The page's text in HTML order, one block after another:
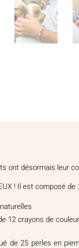
ont désormais leur
! Il est composé de :
12 crayons de
de 25 perles en